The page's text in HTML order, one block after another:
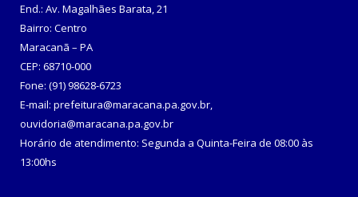
End.: Av. Magalhães Barata, 21
Bairro: Centro
Maracanã – PA
CEP: 68710-000
Fone: (91) 98628-6723
E-mail: prefeitura@maracana.pa.gov.br,
ouvidoria@maracana.pa.gov.br
Horário de atendimento: Segunda a Quinta-Feira de 08:00 às
13:00hs